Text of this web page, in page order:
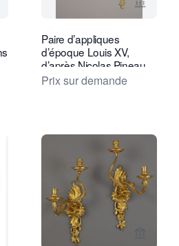
la page vendeur de Kollenburg
Voir la
Paire d’appliques
d’époque Louis XV,
d’après Nicolas Pineau
Prix sur demande
la page vendeur de Daatselaar